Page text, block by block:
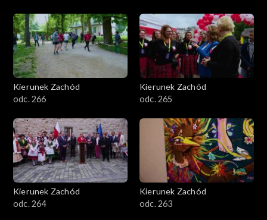
Kierunek Zachód
odc. 266
Kierunek Zachód
odc. 265
Kierunek Zachód
odc. 264
Kierunek Zachód
odc. 263